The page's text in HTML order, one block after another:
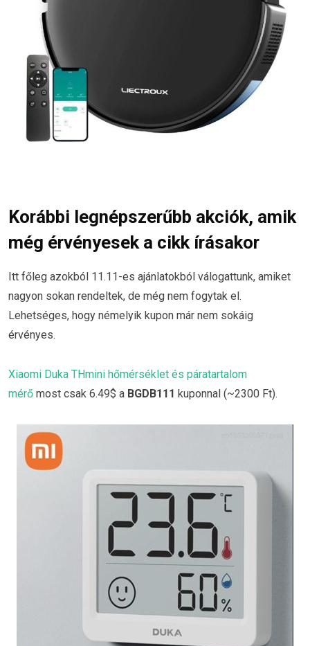
Korábbi legnépszerűbb akciók, amik
még érvényesek a cikk írásakor
Itt főleg azokból 11.11-es ajánlatokból válogattunk, amiket
nagyon sokan rendeltek, de még nem fogytak el.
Lehetséges, hogy némelyik kupon már nem sokáig
érvényes.
Xiaomi Duka THmini hőmérséklet és páratartalom
mérő most csak 6.49$ a BGDB111 kuponnal (~2300 Ft).